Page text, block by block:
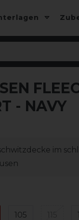
- NAVY
im
105